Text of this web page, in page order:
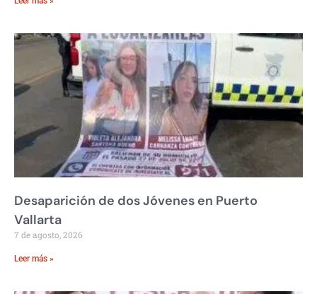
Desaparición de dos Jóvenes en Puerto
Vallarta
7 de agosto, 2026
Leer más »